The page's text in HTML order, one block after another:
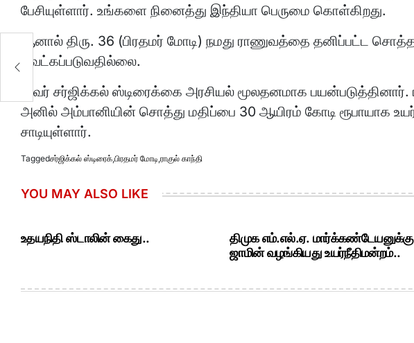
பேசியுள்ளார். உங்களை நினைத்து இந்தியா பெருமை கொள்கிறது.
ஆனால் திரு. 36 (பிரதமர் மோடி) நமது ராணுவத்தை தனிப்பட்ட
வெட்கப்படுவதில்லை.
அவர் சர்ஜிக்கல் ஸ்டிரைக்கை அரசியல் மூலதனமாக
அனில் அம்பானியின் சொத்து மதிப்பை 30 ஆயிரம் கோடி ரூபாயாக
சாடியுள்ளார்.
Taggedசர்ஜிக்கல் ஸ்டிரைக்,பிரதமர் மோடி,ராகுல் காந்தி
YOU MAY ALSO LIKE
உதயநிதி ஸ்டாலின் கைது..
திமுக எம்.எல்.ஏ. மார்க்கண்டேயனுக்கு
ஜாமின் வழங்கியது உயர்நீதிமன்றம்..